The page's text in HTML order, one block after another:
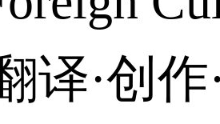
译·创